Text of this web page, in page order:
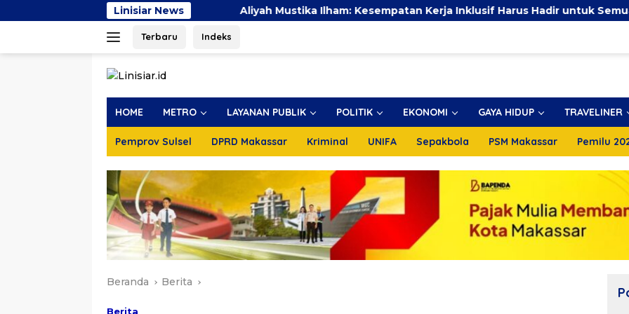
ke
Linisiar News
Aliyah Mustika Ilham: Kesempatan Kerja Inklusif Harus Hadir untuk Semua, Termasuk
Terbaru Indeks
HOME METRO LAYANAN PUBLIK POLITIK EKONOMI GAYA HIDUP TRAVELINER
Pemprov Sulsel DPRD Makassar Kriminal UNIFA Sepakbola PSM Makassar Pemilu
Beranda Berita
Berita